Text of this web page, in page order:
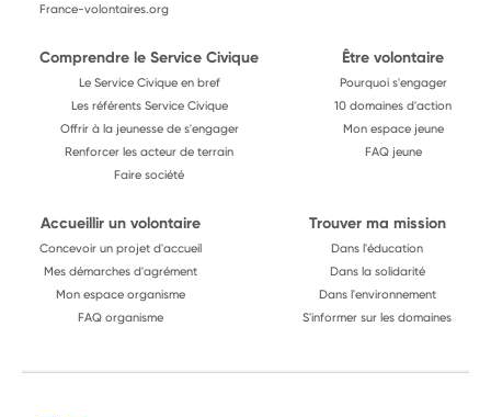
France-volontaires.org
Comprendre le Service Civique
Le Service Civique en bref
Les référents Service Civique
Offrir à la jeunesse de s'engager
Renforcer les acteur de terrain
Faire société
Être volontaire
Pourquoi s'engager
10 domaines d'action
Mon espace jeune
FAQ jeune
Accueillir un volontaire
Concevoir un projet d'accueil
Mes démarches d'agrément
Mon espace organisme
FAQ organisme
Trouver ma mission
Dans l'éducation
Dans la solidarité
Dans l'environnement
S'informer sur les domaines